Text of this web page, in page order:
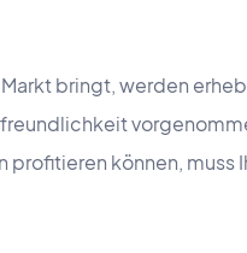
bringt, werden
profitieren können, muss